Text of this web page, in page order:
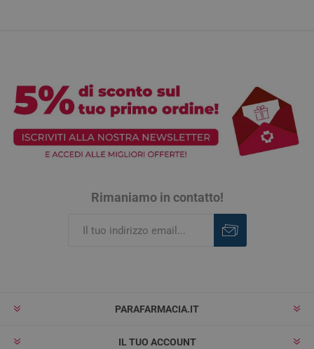
Rimaniamo in contatto!
PARAFARMACIA.IT
IL TUO ACCOUNT